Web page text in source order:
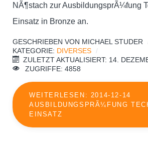
NÃ¶stach zur AusbildungsprÃ¼fung
Einsatz in Bronze an.
GESCHRIEBEN VON MICHAEL STUDER
KATEGORIE: DIVERSES
ZULETZT AKTUALISIERT: 14.
ZUGRIFFE: 4858
WEITERLESEN: 2014-12-14
AUSBILDUNGSPRÃ¼FUNG
EINSATZ